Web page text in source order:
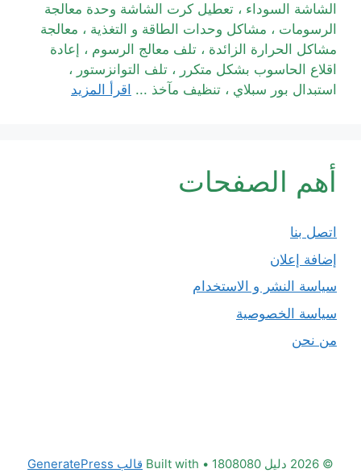
الشاشة السوداء ، تعطيل كرت الشاشة وحدة معالجة
الرسومات ، مشاكل وحدات الطاقة و التغذية ، معالجة
مشاكل الحرارة الزائدة ، تلف معالج الرسوم ، إعادة
اقلاع الحاسوب بشكل متكرر ، تلف التوانزستور ،
استبدال بور سبلاي ، تنظيف مآخذ ... اقرأ المزيد
أهم الصفحات
اتصل بنا
إضافة إعلان
سياسة النشر و الاستخدام
سياسة الخصوصية
من نحن
© 2026 دليل 1808080 • Built with قالب GeneratePress